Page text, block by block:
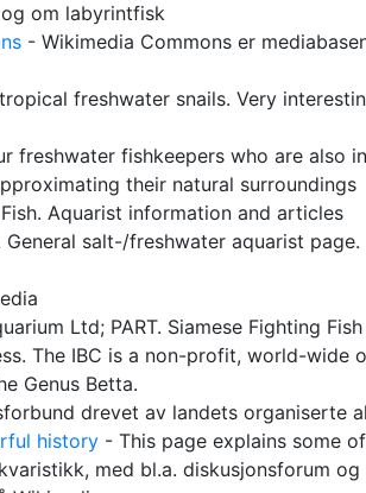
om labyrintfisk
- Wikimedia Commons er
freshwater snails. Very
freshwater fishkeepers who are also
their natural surroundings
Aquarist information and articles
salt-/freshwater aquarist
Ltd; PART. Siamese Fighting
The IBC is a non-profit, world-wide
Genus Betta.
drevet av landets organiserte
history - This page explains some
med bl.a. diskusjonsforum